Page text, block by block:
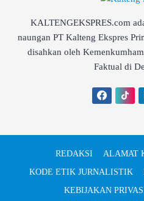
KALTENGEKSPRES.com
naungan PT Kalteng Ekspres
disahkan oleh
Faktual di
REDAKSI
ALAMAT
KODE ETIK JURNALISTIK
KEBIJAKAN